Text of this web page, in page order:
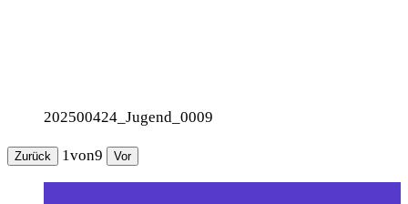
202500424_Jugend_0009
Zurück 1von9 Vor